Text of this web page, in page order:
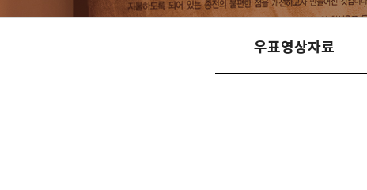
우표영상자료